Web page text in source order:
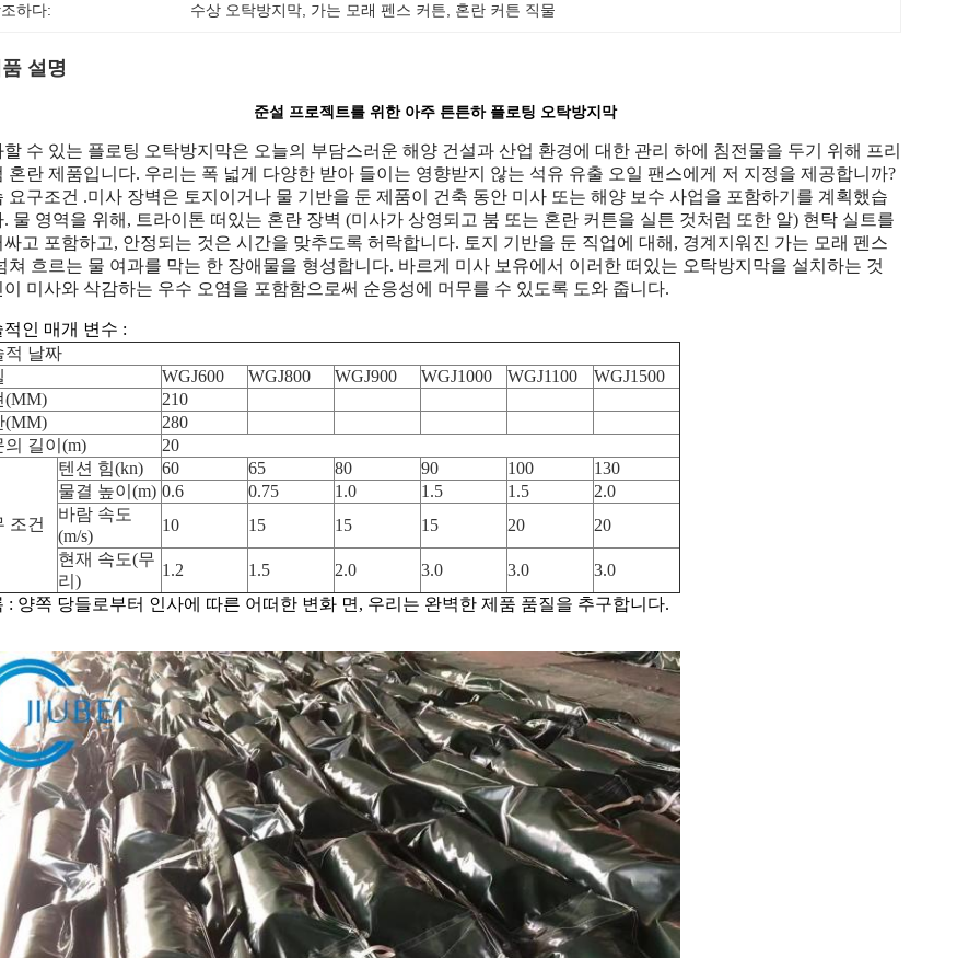
하다: 수상 오탁방지막 가는 모래 펜스 커튼 혼란 커튼 직물
설명
준설 프로젝트를 위한 아주 튼튼하 플로팅 오탁방지막
할 수 있는 플로팅 오탁방지막은 오늘의 부담스러운 해양 건설과 산업 환경에 대한 관리 하에 침전물을 두기 위해 프리
혼란 제품입니다. 우리는 폭 넓게 다양한 받아 들이는 영향받지 않는 석유 유출 오일 팬스에게 저 지정을 제공합니까?
요구조건 .미사 장벽은 토지이거나 물 기반을 둔 제품이 건축 동안 미사 또는 해양 보수 사업을 포함하기를 계획했습
. 물 영역을 위해, 트라이톤 떠있는 혼란 장벽 (미사가 상영되고 붐 또는 혼란 커튼을 실튼 것처럼 또한 알) 현탁 실트를
싸고 포함하고, 안정되는 것은 시간을 맞추도록 허락합니다. 토지 기반을 둔 직업에 대해, 경계지워진 가는 모래 펜스
쳐 흐르는 물 여과를 막는 한 장애물을 형성합니다. 바르게 미사 보유에서 이러한 떠있는 오탁방지막을 설치하는 것
이 미사와 삭감하는 우수 오염을 포함함으로써 순응성에 머무를 수 있도록 도와 줍니다.
적인 매개 변수 :
적 날짜
WGJ600 WGJ800 WGJ900 WGJ1000 WGJ1100
WGJ1500
(MM)
210
(MM)
280
의 길이(m)
20
조건
텐션 힘(kn) 60 65 80 90 100
130
물결 높이(m) 0.6 0.75 1.0 1.5 1.5
2.0
바람 속도
(m/s)
10 15 15 15 20
20
현재 속도(무
리)
1.2 1.5 2.0 3.0 3.0
3.0
: 양쪽 당들로부터 인사에 따른 어떠한 변화 면, 우리는 완벽한 제품 품질을 추구합니다.